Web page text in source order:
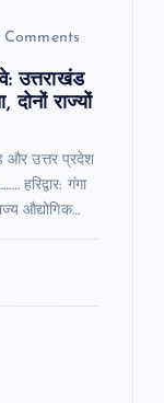
Comments
उत्तराखंड
राज्यों
और उत्तर प्रदेश
हरिद्वार: गंगा
औद्योगिक…